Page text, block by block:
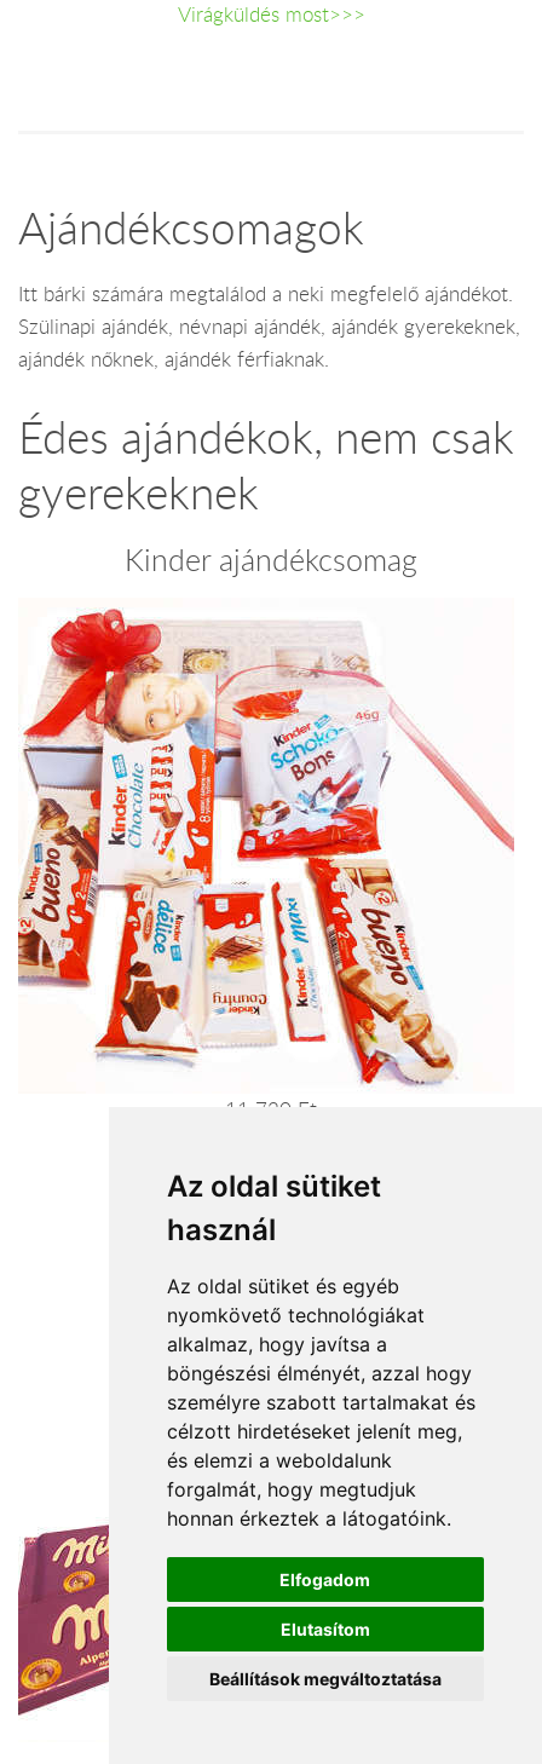
Az oldal sütiket
használ
Az oldal sütiket és egyéb
nyomkövető technológiákat
alkalmaz, hogy javítsa a
böngészési élményét, azzal hogy
személyre szabott tartalmakat és
célzott hirdetéseket jelenít meg,
és elemzi a weboldalunk
forgalmát, hogy megtudjuk
honnan érkeztek a látogatóink.
Elfogadom
Elutasítom
Beállítások megváltoztatása
Virágküldés most>>>
Ajándékcsomagok
Itt bárki számára megtalálod a neki megfelelő ajándékot.
Szülinapi ajándék, névnapi ajándék, ajándék gyerekeknek,
ajándék nőknek, ajándék férfiaknak.
Édes ajándékok, nem csak
gyerekeknek
Kinder ajándékcsomag
11 720 Ft
Milka hegy